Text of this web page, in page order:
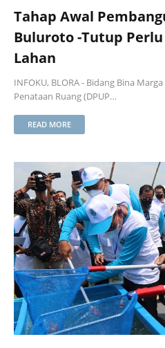
Tahap Awal
Buluroto -Tutup
Lahan
INFOKU, BLORA - Bidang Bina
Penataan Ruang (DPUP…
READ MORE